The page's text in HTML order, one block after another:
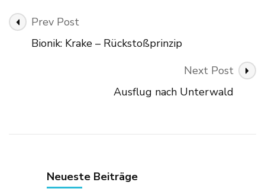
Post
Navigation
Prev Post
Bionik: Krake – Rückstoßprinzip
Next Post
Ausflug nach Unterwald
Neueste Beiträge